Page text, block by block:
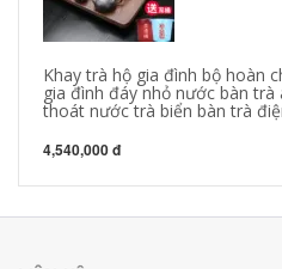
Khay trà hộ gia đình bộ hoàn
gia đình đáy nhỏ nước bàn trà
thoát nước trà biển bàn trà
4,540,000 đ